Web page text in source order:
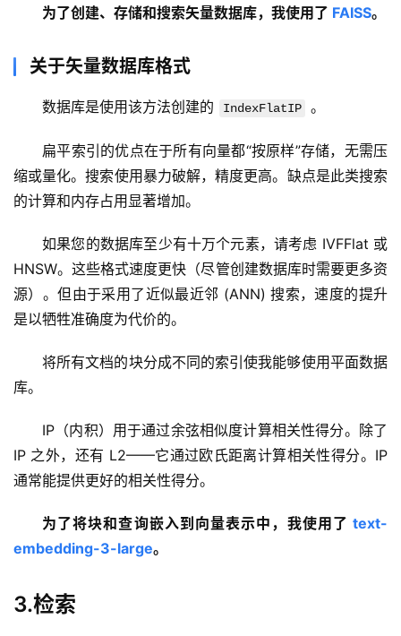
为了创建、存储和搜索矢量数据库，我使用了 FAISS。
关于矢量数据库格式
数据库是使用该方法创建的 IndexFlatIP 。
扁平索引的优点在于所有向量都“按原样”存储，无需压
缩或量化。搜索使用暴力破解，精度更高。缺点是此类搜索
的计算和内存占用显著增加。
如果您的数据库至少有十万个元素，请考虑 IVFFlat 或
HNSW。这些格式速度更快（尽管创建数据库时需要更多资
源）。但由于采用了近似最近邻 (ANN) 搜索，速度的提升
是以牺牲准确度为代价的。
将所有文档的块分成不同的索引使我能够使用平面数据
库。
IP（内积）用于通过余弦相似度计算相关性得分。除了
IP 之外，还有 L2——它通过欧氏距离计算相关性得分。IP
通常能提供更好的相关性得分。
为了将块和查询嵌入到向量表示中，我使用了 text-
embedding-3-large。
3.检索